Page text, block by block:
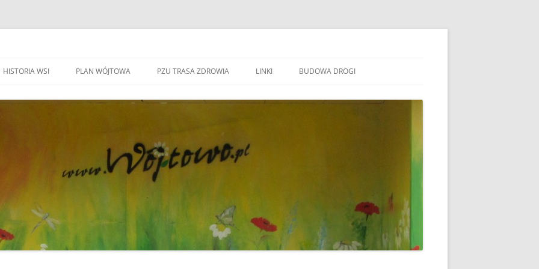
ŚMIECI
HISTORIA WSI
KAPLICZKI I KRZYŻE W WÓJTOWIE
ZWIĄZANI Z WÓJOWEM
BO JESTEM STĄD
PLAN WÓJTOWA PZU TRASA ZDROWIA LINKI
OLSZTYN
GMINA BARCZEWO DYŻURY RADNYCH
BUDOWA DROGI